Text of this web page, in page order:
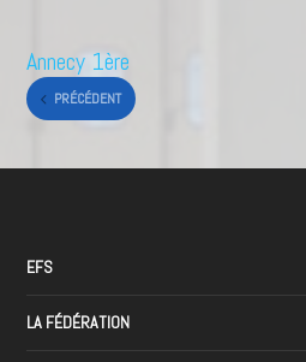
Annecy 1ère
PRÉCÉDENT
EFS
LA FÉDÉRATION